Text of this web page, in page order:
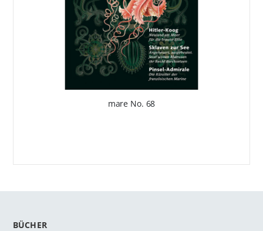
mare No. 68
BÜCHER